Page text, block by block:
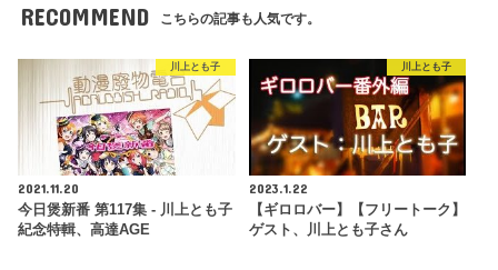
RECOMMEND こちらの記事も人気です。
川上とも子
2021.11.20
今日煲新番 第117集 - 川上とも子
紀念特輯、高達AGE
川上とも子
2023.1.22
【ギロロバー】【フリートーク】
ゲスト、川上とも子さん